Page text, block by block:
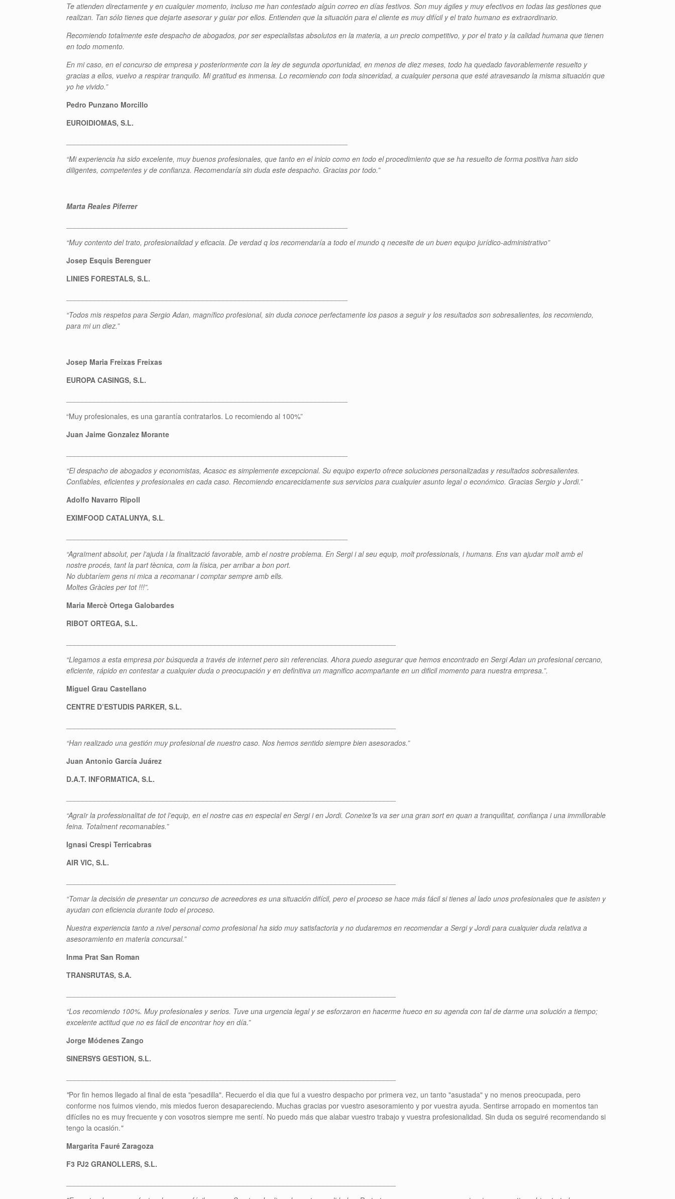
Te atienden directamente y en cualquier momento, incluso me han contestado algún correo en días festivos. Son muy ágiles y muy efectivos en todas las gestiones que
realizan. Tan sólo tienes que dejarte asesorar y guiar por ellos. Entienden que la situación para el cliente es muy difícil y el trato humano es extraordinario.
Recomiendo totalmente este despacho de abogados, por ser especialistas absolutos en la materia, a un precio competitivo, y por el trato y la calidad humana que tienen
en todo momento.
En mi caso, en el concurso de empresa y posteriormente con la ley de segunda oportunidad, en menos de diez meses, todo ha quedado favorablemente resuelto y
gracias a ellos, vuelvo a respirar tranquilo. Mi gratitud es inmensa. Lo recomiendo con toda sinceridad, a cualquier persona que esté atravesando la misma situación que
yo he vivido.”
Pedro Punzano Morcillo
EUROIDIOMAS, S.L.
“Mi experiencia ha sido excelente, muy buenos profesionales, que tanto en el inicio como en todo el procedimiento que se ha resuelto de forma positiva han sido
diligentes, competentes y de confianza. Recomendaría sin duda este despacho. Gracias por todo.”
Marta Reales Piferrer
“Muy contento del trato, profesionalidad y eficacia. De verdad q los recomendaría a todo el mundo q necesite de un buen equipo jurídico-administrativo”
Josep Esquis Berenguer
LINIES FORESTALS, S.L.
“Todos mis respetos para Sergio Adan, magnífico profesional, sin duda conoce perfectamente los pasos a seguir y los resultados son sobresalientes, los recomiendo,
para mi un diez.”
Josep Maria Freixas Freixas
EUROPA CASINGS, S.L.
“Muy profesionales, es una garantía contratarlos. Lo recomiendo al 100%”
Juan Jaime Gonzalez Morante
“El despacho de abogados y economistas, Acasoc es simplemente excepcional. Su equipo experto ofrece soluciones personalizadas y resultados sobresalientes.
Confiables, eficientes y profesionales en cada caso. Recomiendo encarecidamente sus servicios para cualquier asunto legal o económico. Gracias Sergio y Jordi.”
Adolfo Navarro Ripoll
EXIMFOOD CATALUNYA, S.L.
“Agraïment absolut, per l'ajuda i la finalització favorable, amb el nostre problema. En Sergi i al seu equip, molt professionals, i humans. Ens van ajudar molt amb el
nostre procés, tant la part tècnica, com la física, per arribar a bon port.
No dubtaríem gens ni mica a recomanar i comptar sempre amb ells.
Moltes Gràcies pertot !!!”.
Maria Mercè Ortega Galobardes
RIBOT ORTEGA, S.L.
“Llegamos a esta empresa por búsqueda a través de internet pero sin referencias. Ahora puedo asegurar que hemos encontrado en Sergi Adan un profesional cercano,
eficiente, rápido en contestar a cualquier duda o preocupación y en definitiva un magnifico acompañante en un dificil momento para nuestra empresa.”.
Miguel Grau Castellano
CENTRE D’ESTUDIS PARKER, S.L.
“Han realizado una gestión muy profesional de nuestro caso. Nos hemos sentido siempre bien asesorados.”
Juan Antonio García Juárez
D.A.T. INFORMATICA, S.L.
“Agraïr la professionalitat de tot l’equip, en el nostre cas en especial en Sergi i en Jordi. Coneixe’ls va ser una gran sort en quan a tranquilitat, confiança i una immillorable
feina. Totalment recomanables.”
Ignasi Crespi Terricabras
AIR VIC, S.L.
“Tomar la decisión de presentar un concurso de acreedores es una situación difícil, pero el proceso se hace más fácil si tienes al lado unos profesionales que te asisten y
ayudan con eficiencia durante todo el proceso.
Nuestra experiencia tanto a nivel personal como profesional ha sido muy satisfactoria y no dudaremos en recomendar a Sergi y Jordi para cualquier duda relativa a
asesoramiento en materia concursal.”
Inma Prat San Roman
TRANSRUTAS, S.A.
“Los recomiendo 100%. Muy profesionales y serios. Tuve una urgencia legal y se esforzaron en hacerme hueco en su agenda con tal de darme una solución a tiempo;
excelente actitud que no es fácil de encontrar hoy en día.”
Jorge Módenes Zango
SINERSYS GESTION, S.L.
"Por fin hemos llegado al final de esta "pesadilla". Recuerdo el dia que fui a vuestro despacho por primera vez, un tanto "asustada" y no menos preocupada, pero
conforme nos fuimos viendo, mis miedos fueron desapareciendo. Muchas gracias por vuestro asesoramiento y por vuestra ayuda. Sentirse arropado en momentos tan
difíciles no es muy frecuente y con vosotros siempre me sentí. No puedo más que alabar vuestro trabajo y vuestra profesionalidad. Sin duda os seguiré recomendando si
tengo la ocasión."
Margarita Fauré Zaragoza
F3 PJ2 GRANOLLERS, S.L.